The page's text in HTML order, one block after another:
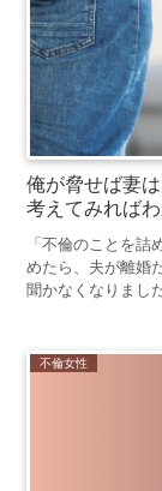
俺が脅せば妻
考えてみれば
「不倫のことを
めたら、夫が離婚
聞かなくなりまし
不倫女性